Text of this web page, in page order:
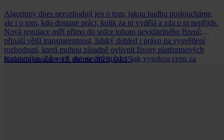
Algoritmy dnes nerozhodují jen o tom, jakou hudbu posloucháme,
ale i o tom, kdo dostane práci, kolik za ni vydělá a zda o ni nepřijde.
Nová regulace míří přímo do srdce tohoto neviditelného řízení:
přináší větší transparentnost, lidský dohled i právo na vysvětlení
rozhodnutí, která mohou zásadně ovlivnit životy platformových
pracovníků. Zároveň ale otevírá otázku, jak vysokou cenu za
Kolektiv autorů • 13. dubna 2026, 04:15